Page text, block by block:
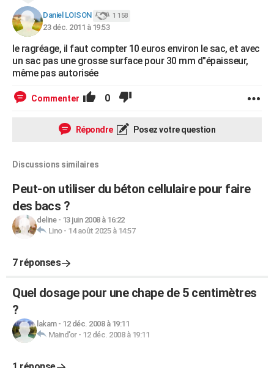
Daniel LOISON 1 158
23 déc. 2011 à 19:53
le ragréage, il faut compter 10 euros environ le sac, et avec
un sac pas une grosse surface pour 30 mm d"épaisseur,
même pas autorisée
Commenter 0
Répondre Posez votre question
Discussions similaires
Peut-on utiliser du béton cellulaire pour faire
des bacs ?
deline- 13 juin 2008 à 16:22
Lino- 14 août 2025 à 14:57
7 réponses
Quel dosage pour une chape de 5 centimètres
?
lakam- 12 déc. 2008 à 19:11
Maind'or- 12 déc. 2008 à 19:11